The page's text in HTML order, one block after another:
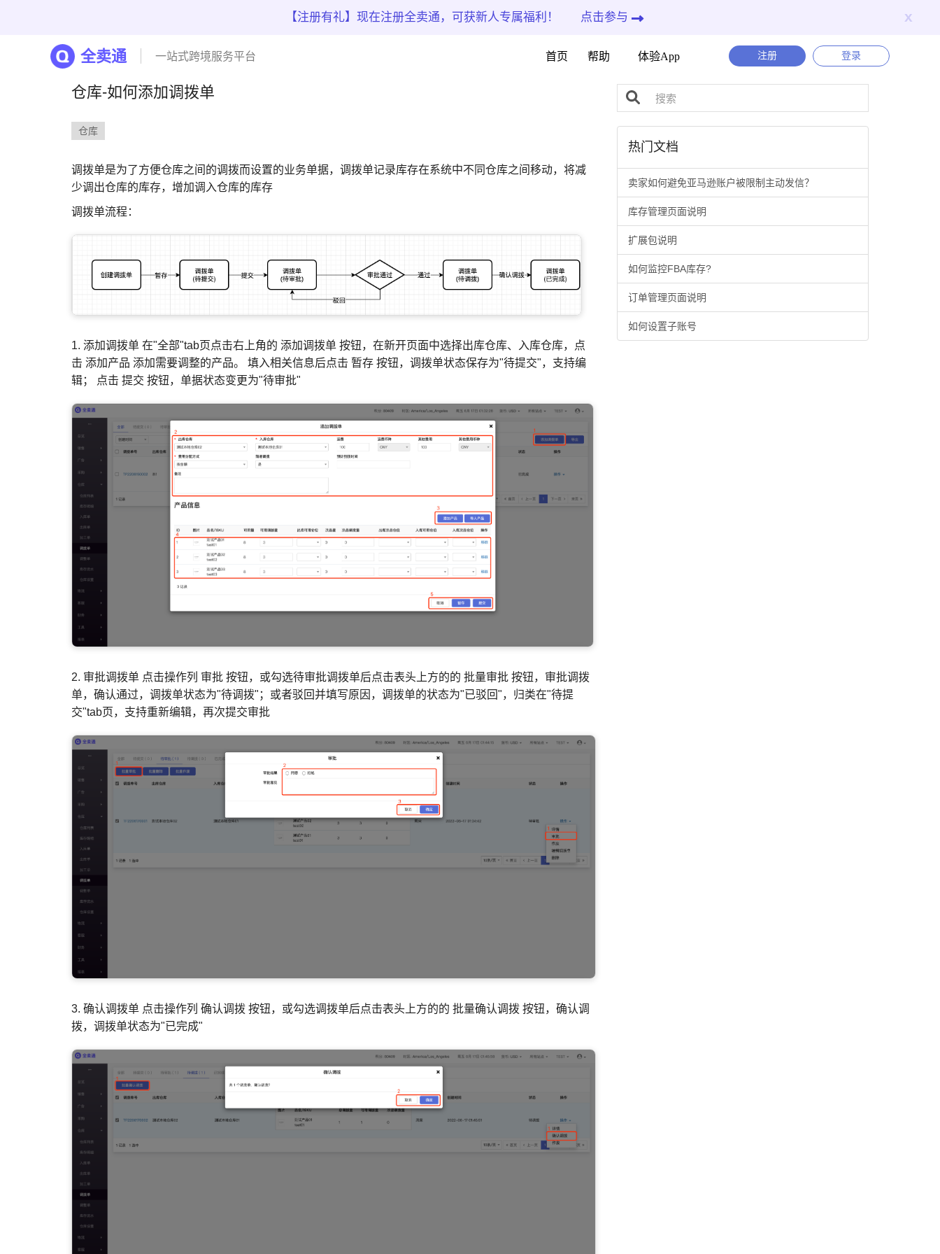
x
【注册有礼】现在注册全卖通，可获新人专属福利！ 点击参与
全卖通 一站式跨境服务平台 首页 帮助 体验App 注册 登录
仓库-如何添加调拨单
仓库
调拨单是为了方便仓库之间的调拨而设置的业务单据，调拨单记录库存在系统中不同仓库之间移动，将减
少调出仓库的库存，增加调入仓库的库存
调拨单流程：
1. 添加调拨单 在"全部"tab页点击右上角的 添加调拨单 按钮，在新开页面中选择出库仓库、入库仓库，点
击 添加产品 添加需要调整的产品。 填入相关信息后点击 暂存 按钮，调拨单状态保存为"待提交"，支持编
辑； 点击 提交 按钮，单据状态变更为"待审批"
2. 审批调拨单 点击操作列 审批 按钮，或勾选待审批调拨单后点击表头上方的的 批量审批 按钮，审批调拨
单，确认通过，调拨单状态为"待调拨"；或者驳回并填写原因，调拨单的状态为"已驳回"，归类在"待提
交"tab页，支持重新编辑，再次提交审批
3. 确认调拨单 点击操作列 确认调拨 按钮，或勾选调拨单后点击表头上方的的 批量确认调拨 按钮，确认调
拨，调拨单状态为"已完成"
热门文档
卖家如何避免亚马逊账户被限制主动发信？
库存管理页面说明
扩展包说明
如何监控FBA库存?
订单管理页面说明
如何设置子账号